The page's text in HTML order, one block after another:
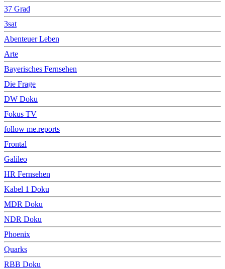
37 Grad
3sat
Abenteuer Leben
Arte
Bayerisches Fernsehen
Die Frage
DW Doku
Fokus TV
follow me.reports
Frontal
Galileo
HR Fernsehen
Kabel 1 Doku
MDR Doku
NDR Doku
Phoenix
Quarks
RBB Doku